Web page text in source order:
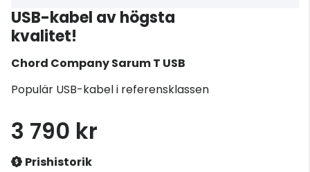
USB-kabel av högsta
kvalitet!
Chord CompanySarum T USB
Populär USB-kabel i referensklassen
3 790 kr
Prishistorik